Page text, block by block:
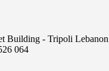
Building - Tripoli Lebanon
064